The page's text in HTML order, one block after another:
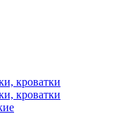
кроватки
кроватки